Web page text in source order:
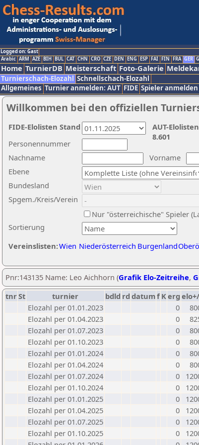
Logged on: Gast
Arabic ARM AZE BIH BUL CAT CHN CRO CZE DEN ENG ESP FAI FIN FRA GER
Home TurnierDB Meisterschaft Foto-Galerie
Turnierschach-Elozahl Schnellschach-Elozahl
Allgemeines Turnier anmelden: AUT FIDE Spieler anmelden
Willkommen bei den offiziellen
Nachname
Vorname
Ebene
Sortierung
Personennummer
Bundesland
Spgem./Kreis/Verein
Nur "österreichische" Spieler
Vereinslisten:Wien Niederösterreich Burgenland
AUT-
8.601
FIDE-Elolisten Stand
Pnr:143135 Name: Leo Aichhorn (Grafik Elo-Zeitreihe,
tnrSt turnier bdld rd datumf Kerg
Elozahl per 01.01.2023
0
Elozahl per 01.04.2023
0
Elozahl per 01.07.2023
0
Elozahl per 01.10.2023
0
Elozahl per 01.01.2024
0
Elozahl per 01.04.2024
0
Elozahl per 01.07.2024
0
Elozahl per 01.10.2024
0
Elozahl per 01.01.2025
0
Elozahl per 01.04.2025
0
Elozahl per 01.07.2025
0
Elozahl per 01.10.2025
0